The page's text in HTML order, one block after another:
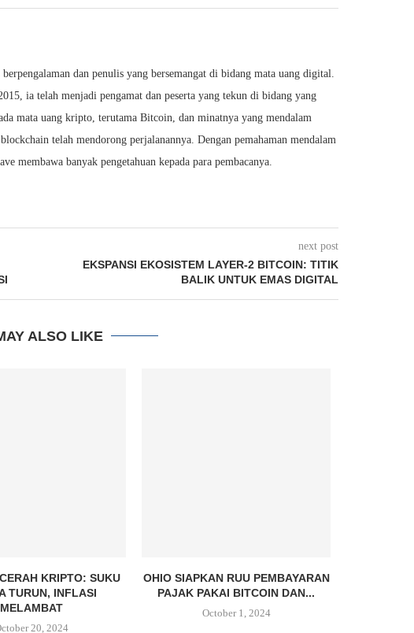
dan penulis yang bersemangat di bidang mata uang digital.
ia telah menjadi pengamat dan peserta yang tekun di bidang yang
mata uang kripto, terutama Bitcoin, dan minatnya yang mendalam
telah mendorong perjalanannya. Dengan pemahaman mendalam
membawa banyak pengetahuan kepada para pembacanya.
next post
EKSPANSI EKOSISTEM LAYER-2 BITCOIN: TITIK
BALIK UNTUK EMAS DIGITAL
ALSO LIKE
KRIPTO: SUKU
TURUN, INFLASI
MELAMBAT
20, 2024
OHIO SIAPKAN RUU PEMBAYARAN
PAJAK PAKAI BITCOIN DAN...
October 1, 2024